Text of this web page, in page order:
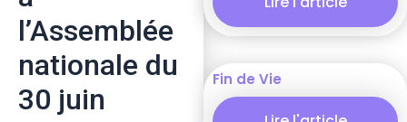
l’Assemblée
nationale du
30 juin
Fin de Vie